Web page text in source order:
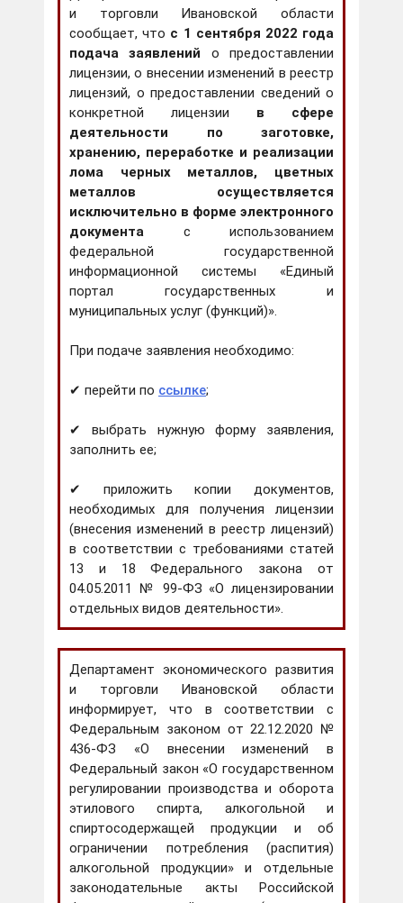
и торговли Ивановской области
сообщает, что с 1 сентября 2022 года
подача заявлений о предоставлении
лицензии, о внесении изменений в реестр
лицензий, о предоставлении сведений о
конкретной лицензии в сфере
деятельности по заготовке,
хранению, переработке и реализации
лома черных металлов, цветных
металлов осуществляется
исключительно в форме электронного
документа с использованием
федеральной государственной
информационной системы «Единый
портал государственных и
муниципальных услуг (функций)».
При подаче заявления необходимо:
✔ перейти по ссылке;
✔ выбрать нужную форму заявления,
заполнить ее;
✔ приложить копии документов,
необходимых для получения лицензии
(внесения изменений в реестр лицензий)
в соответствии с требованиями статей
13 и 18 Федерального закона от
04.05.2011 № 99-ФЗ «О лицензировании
отдельных видов деятельности».
Департамент экономического развития
и торговли Ивановской области
информирует, что в соответствии с
Федеральным законом от 22.12.2020 №
436-ФЗ «О внесении изменений в
Федеральный закон «О государственном
регулировании производства и оборота
этилового спирта, алкогольной и
спиртосодержащей продукции и об
ограничении потребления (распития)
алкогольной продукции» и отдельные
законодательные акты Российской